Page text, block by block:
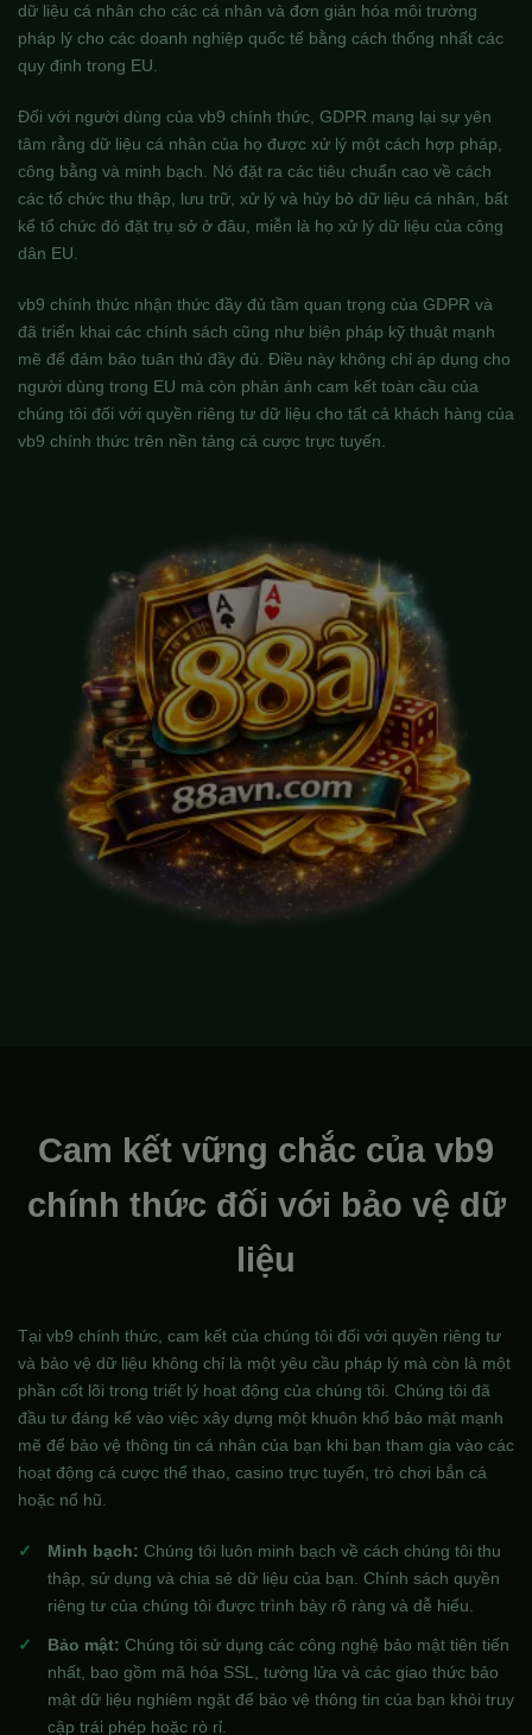
dữ liệu cá nhân cho các cá nhân và đơn giản hóa môi trường
pháp lý cho các doanh nghiệp quốc tế bằng cách thống nhất các
quy định trong EU.
Đối với người dùng của vb9 chính thức, GDPR mang lại sự yên
tâm rằng dữ liệu cá nhân của họ được xử lý một cách hợp pháp,
công bằng và minh bạch. Nó đặt ra các tiêu chuẩn cao về cách
các tổ chức thu thập, lưu trữ, xử lý và hủy bỏ dữ liệu cá nhân, bất
kể tổ chức đó đặt trụ sở ở đâu, miễn là họ xử lý dữ liệu của công
dân EU.
vb9 chính thức nhận thức đầy đủ tầm quan trọng của GDPR và
đã triển khai các chính sách cũng như biện pháp kỹ thuật mạnh
mẽ để đảm bảo tuân thủ đầy đủ. Điều này không chỉ áp dụng cho
người dùng trong EU mà còn phản ánh cam kết toàn cầu của
chúng tôi đối với quyền riêng tư dữ liệu cho tất cả khách hàng của
vb9 chính thức trên nền tảng cá cược trực tuyến.
Cam kết vững chắc của vb9
chính thức đối với bảo vệ dữ
liệu
Tại vb9 chính thức, cam kết của chúng tôi đối với quyền riêng tư
và bảo vệ dữ liệu không chỉ là một yêu cầu pháp lý mà còn là một
phần cốt lõi trong triết lý hoạt động của chúng tôi. Chúng tôi đã
đầu tư đáng kể vào việc xây dựng một khuôn khổ bảo mật mạnh
mẽ để bảo vệ thông tin cá nhân của bạn khi bạn tham gia vào các
hoạt động cá cược thể thao, casino trực tuyến, trò chơi bắn cá
hoặc nổ hũ.
Minh bạch: Chúng tôi luôn minh bạch về cách chúng tôi thu
thập, sử dụng và chia sẻ dữ liệu của bạn. Chính sách quyền
riêng tư của chúng tôi được trình bày rõ ràng và dễ hiểu.
Bảo mật: Chúng tôi sử dụng các công nghệ bảo mật tiên tiến
nhất, bao gồm mã hóa SSL, tường lửa và các giao thức bảo
mật dữ liệu nghiêm ngặt để bảo vệ thông tin của bạn khỏi truy
cập trái phép hoặc rò rỉ.